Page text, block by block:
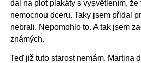
dal na plot plakáty s vysvětlením,
nemocnou dceru. Taky jsem přidal
nebrali. Nepomohlo to. A tak jsem
známých.
Teď již tuto starost nemám. Martina